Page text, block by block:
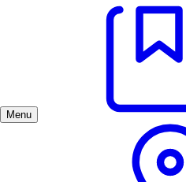
Menu